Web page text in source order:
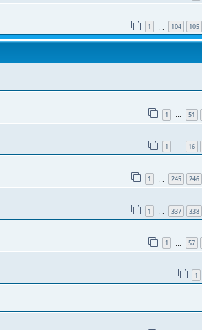
1 104 105
1 … 51
1 16
1 245 246
1 … 337 338
1 57
1